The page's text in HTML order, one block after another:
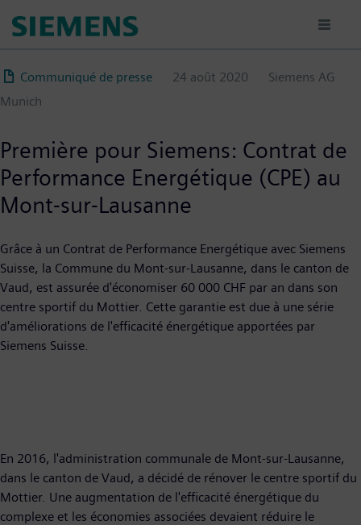
au
principal
Communiqué de presse 24 août 2020
Siemens AG
Munich
Première pour Siemens: Contrat de
Performance Energétique (CPE) au
Mont-sur-Lausanne
Grâce à un Contrat de Performance Energétique avec Siemens
Suisse, la Commune du Mont-sur-Lausanne, dans le canton de
Vaud, est assurée d'économiser 60 000 CHF par an dans son
centre sportif du Mottier. Cette garantie est due à une série
d'améliorations de l'efficacité énergétique apportées par
Siemens Suisse.
En 2016, l'administration communale de Mont-sur-Lausanne,
dans le canton de Vaud, a décidé de rénover le centre sportif du
Mottier. Une augmentation de l'efficacité énergétique du
complexe et les économies associées devaient réduire le